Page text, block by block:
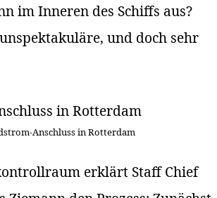
im Inneren des Schiffs aus?
und doch sehr
Anschluss in Rotterdam
erklärt Staff Chief